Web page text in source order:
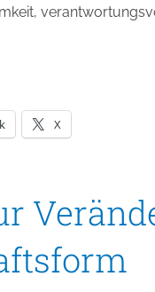
X